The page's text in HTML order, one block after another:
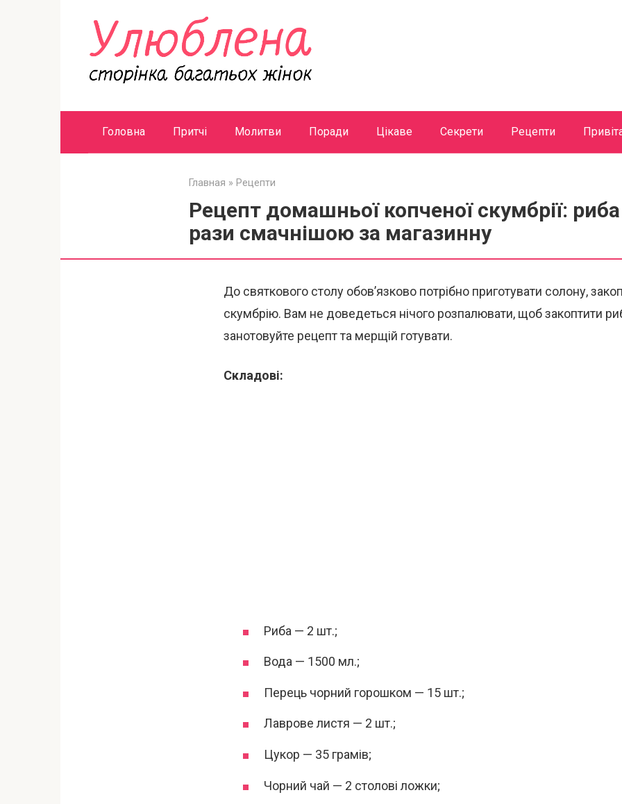
Головна Притчі Молитви Поради Цікаве Секрети Рецепти
Главная » Рецепти
Рецепт домашньої копченої скумбрії:
рази смачнішою за магазинну
До святкового столу обов’язково потрібно приготувати солону,
скумбрію. Вам не доведеться нічого розпалювати, щоб закоптити
занотовуйте рецепт та мерщій готувати.
Складові:
Риба — 2 шт.;
Вода — 1500 мл.;
Перець чорний горошком — 15 шт.;
Лаврове листя — 2 шт.;
Цукор — 35 грамів;
Чорний чай — 2 столові ложки;